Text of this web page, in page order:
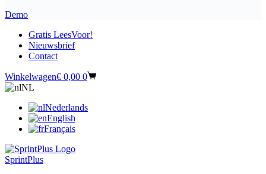
Demo
Gratis LeesVoor!
Nieuwsbrief
Contact
Winkelwagen€ 0,00 0
NL
Nederlands
English
Français
SprintPlus